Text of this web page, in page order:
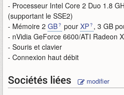
- Processeur Intel Core 2 Duo 1.8
(supportant le SSE2)
- Mémoire 2 GB pour XP , 3 GB
- nVidia GeForce 6600/ATI Radeon
- Souris et clavier
- Connexion haut débit
Sociétés liées modifier